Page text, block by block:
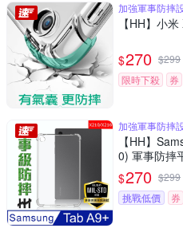
加強軍事防摔
【HH】小
$270 $299
限時下殺
券
加強軍事防摔
【HH】
0) 軍事防摔
$270 $299
挑戰低價
券